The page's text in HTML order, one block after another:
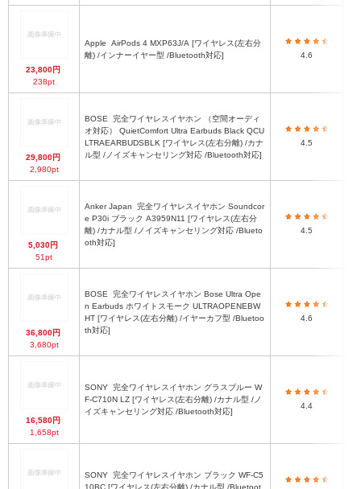
23,800円
238pt
Apple
離) /インナーイヤー型 /Bluetooth対応]
4.6
29,800円
2,980pt
BOSE
オ対応） QuietComfort Ultra Earbuds Black QCU
LTRAEARBUDSBLK [ワイヤレス(左右分離) /カナ
ル型 /ノイズキャンセリング対応 /Bluetooth対応]
4.5
5,030円
51pt
Anker Japan
e P30i ブラック A3959N11 [ワイヤレス(左右分
離) /カナル型 /ノイズキャンセリング対応 /Blueto
oth対応]
4.5
36,800円
3,680pt
BOSE
n Earbuds ホワイトスモーク ULTRAOPENEBW
HT [ワイヤレス(左右分離) /イヤーカフ型 /Bluetoo
th対応]
4.6
16,580円
1,658pt
SONY
F-C710N LZ [ワイヤレス(左右分離) /カナル型 /ノ
イズキャンセリング対応 /Bluetooth対応]
4.4
SONY
10BC [ワイヤレス(左右分離) /カナル型 /Bluetoot